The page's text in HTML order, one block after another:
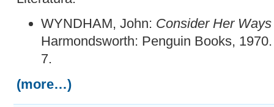
WYNDHAM, John: Consider Her
Harmondsworth: Penguin Books,
7.
(more…)